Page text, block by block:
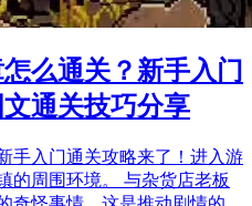
么通关？新手入门
通关技巧分享
手入门通关攻略来了！进入游
的周围环境。 与杂货店老板